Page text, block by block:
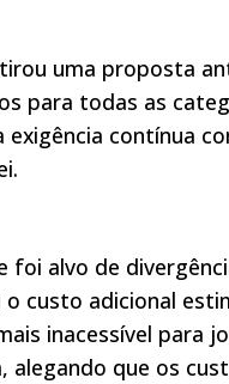
uma proposta
para todas as
exigência contínua
foi alvo de
custo adicional
inacessível para
alegando que os